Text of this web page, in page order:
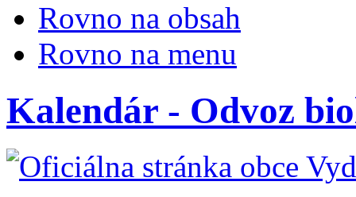
Rovno na obsah
Rovno na menu
Kalendár - Odvoz